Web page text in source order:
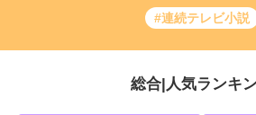
#連続テレビ小説
総合 人気ランキ